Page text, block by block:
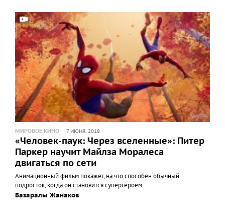
МИРОВОЕ КИНО 7 ИЮНЯ, 2018
«Человек-паук: Через вселенные»: Питер
Паркер научит Майлза Моралеса
двигаться по сети
Анимационный фильм покажет, на что способен обычный
подросток, когда он становится супергероем
Базаралы Жанаков